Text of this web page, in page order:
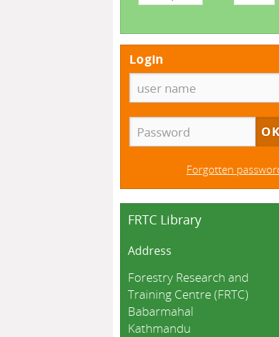
Login
Forgotten
FRTC Library
Address
Forestry Research and
Training Centre (FRTC)
Babarmahal
Kathmandu